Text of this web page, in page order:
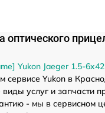
оптического
Yukon Jaeger 1.5-6x42
сервисе Yukon в
услуг и запчасти
- мы в сервисном